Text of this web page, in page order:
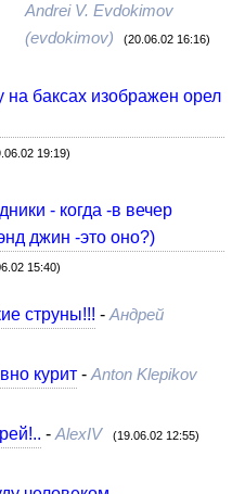
Andrei V. Evdokimov
(evdokimov)
(20.06.02 16:16)
на баксах изображен орел
19:19)
- когда -в вечер
джин -это оно?)
15:40)
струны!!! - Андрей
курит -Anton Klepikov
-AlexIV (19.06.02 12:55)